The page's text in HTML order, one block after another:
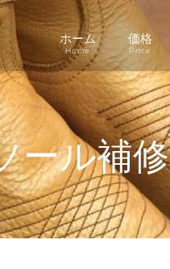
ホーム
Home
価格
Price
ール補修